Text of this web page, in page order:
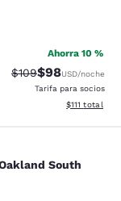
Ahorra 10 %
Precio tachado:
$109Precio con
$98USD/noche
Tarifa para socios
Ver detalles
$111 total
South
148 reseñas